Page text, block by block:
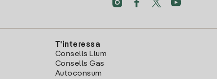
T'interessa
Consells Llum
Consells Gas
Autoconsum